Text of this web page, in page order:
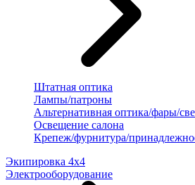
Штатная оптика
Лампы/патроны
Альтернативная оптика/фары/
Освещение салона
Крепеж/фурнитура/
Экипировка 4х4
Электрооборудование